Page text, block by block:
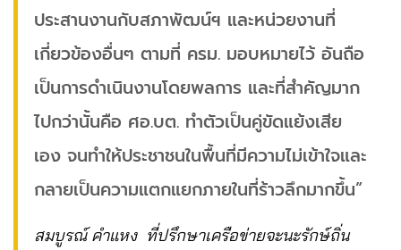
ประสานงานกับสภาพัฒน์ฯ และหน่วยงานที่
เกี่ยวข้องอื่นๆ ตามที่ ครม. มอบหมายไว้ อันถือ
เป็นการดำเนินงานโดยพลการ และที่สำคัญมาก
ไปกว่านั้นคือ ศอ.บต. ทำตัวเป็นคู่ขัดแย้งเสีย
เอง จนทำให้ประชาชนในพื้นที่มีความไม่เข้าใจและ
กลายเป็นความแตกแยกภายในที่ร้าวลึกมากขึ้น”
สมบูรณ์ คำแหง ที่ปรึกษาเครือข่ายจะนะรักษ์ถิ่น